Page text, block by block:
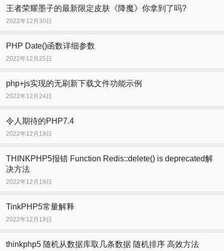
王者荣耀墨子的最新限定皮肤《降魔》你拿到了吗?
2022年12月30日
PHP Date()函数详细参数
2022年12月25日
php+js实现的无刷新下载文件功能示例
2022年12月24日
令人期待的PHP7.4
2022年12月19日
THINKPHP5报错 Function Redis::delete() is deprecated解
决方法
2022年12月19日
TinkPHP5常量解释
2022年12月19日
thinkphp5 随机从数据库取几条数据 随机排序 高效方法